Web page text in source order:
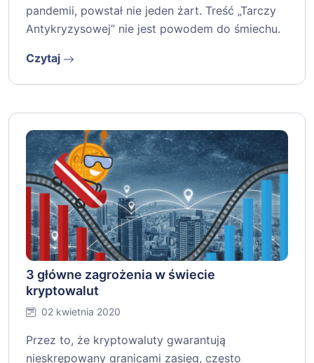
pandemii, powstał nie jeden żart. Treść „Tarczy
Antykryzysowej” nie jest powodem do śmiechu.
Czytaj
3 główne zagrożenia w świecie
kryptowalut
02 kwietnia 2020
Przez to, że kryptowaluty gwarantują
nieskrępowany granicami zasięg, często